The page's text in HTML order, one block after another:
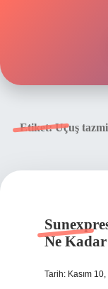
Etiket:Uçuş
Ne Kadar
Tarih: Kasım